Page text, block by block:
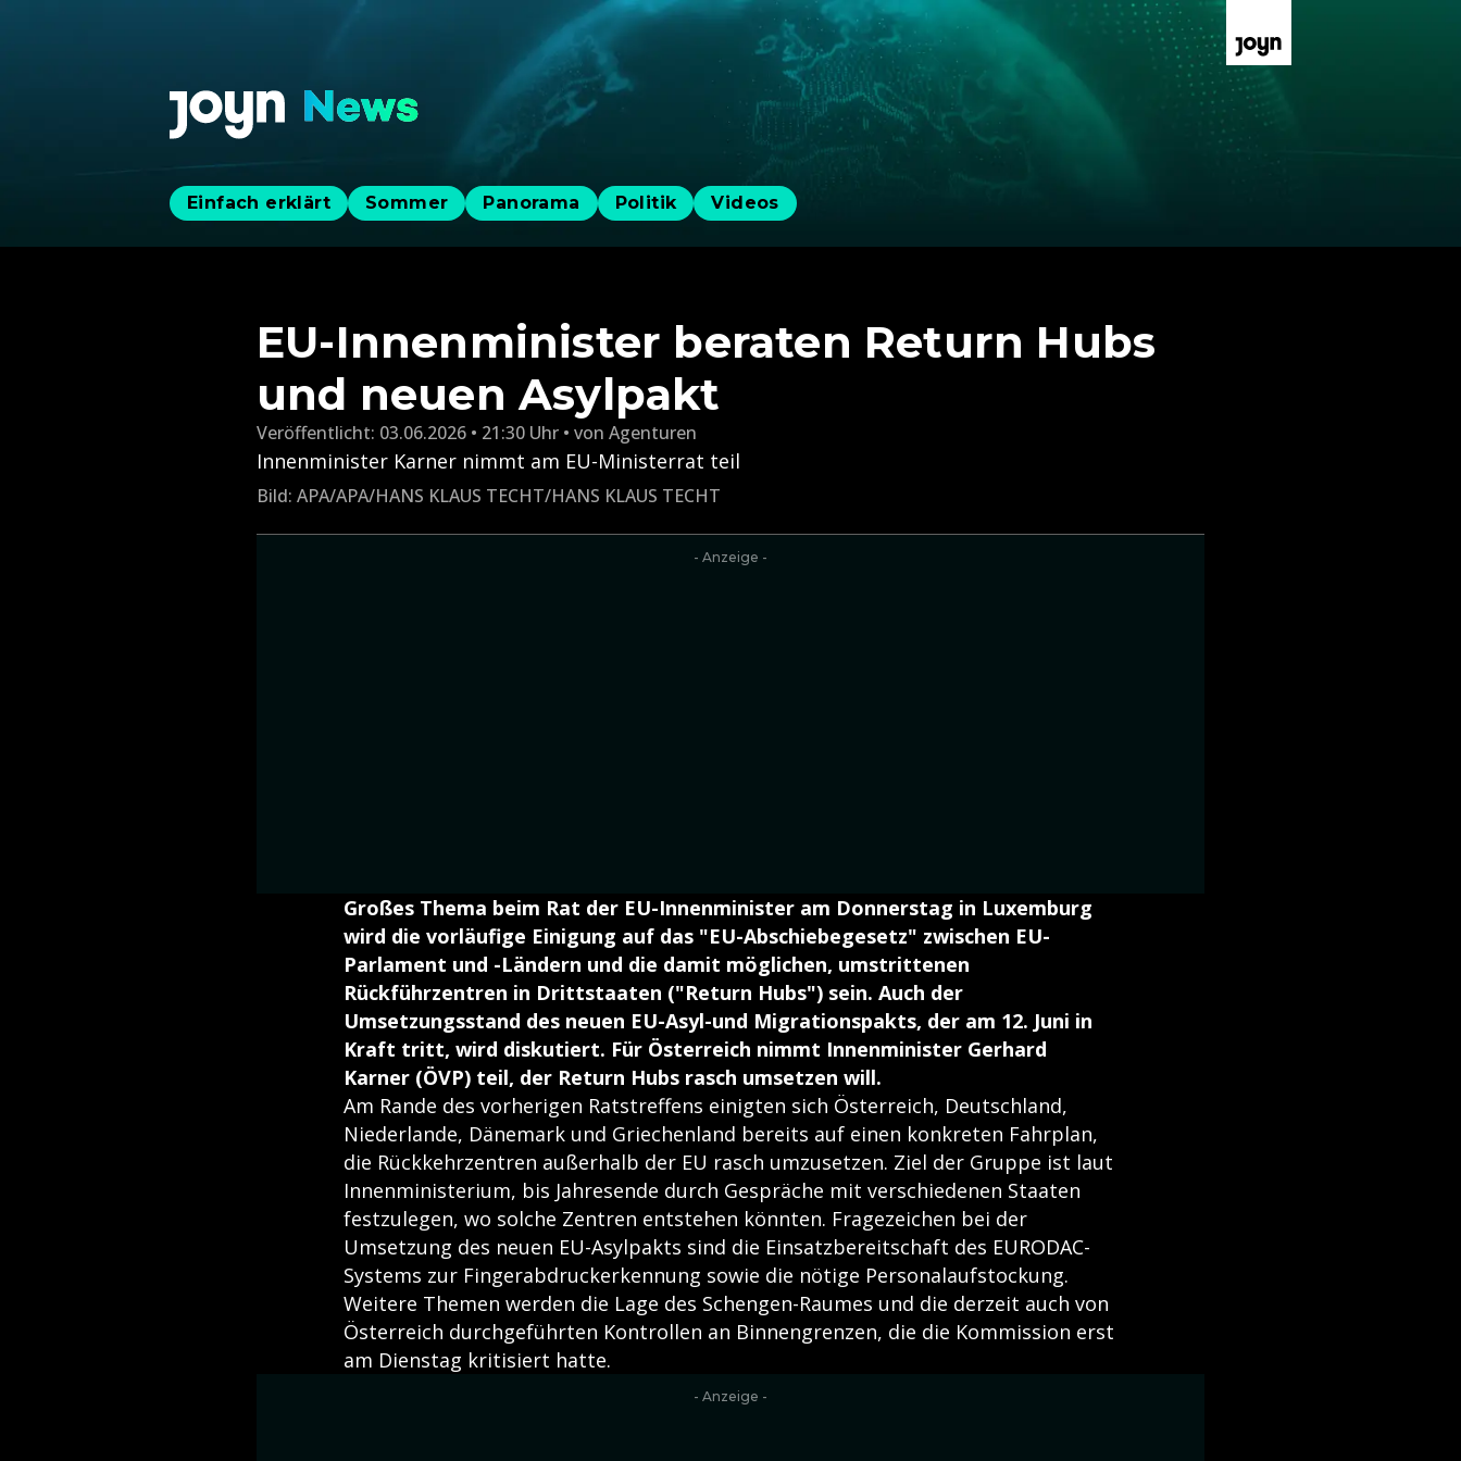
Einfach erklärt Sommer Panorama Politik Videos
EU-Innenminister beraten Return Hubs
und neuen Asylpakt
Veröffentlicht: 03.06.2026 • 21:30 Uhr von Agenturen
Innenminister Karner nimmt am EU-Ministerrat teil
Bild: APA/APA/HANS KLAUS TECHT/HANS KLAUS TECHT
- Anzeige -
Großes Thema beim Rat der EU-Innenminister am Donnerstag in Luxemburg
wird die vorläufige Einigung auf das "EU-Abschiebegesetz" zwischen EU-
Parlament und -Ländern und die damit möglichen, umstrittenen
Rückführzentren in Drittstaaten ("Return Hubs") sein. Auch der
Umsetzungsstand des neuen EU-Asyl-und Migrationspakts, der am 12. Juni in
Kraft tritt, wird diskutiert. Für Österreich nimmt Innenminister Gerhard
Karner (ÖVP) teil, der Return Hubs rasch umsetzen will.
Am Rande des vorherigen Ratstreffens einigten sich Österreich, Deutschland,
Niederlande, Dänemark und Griechenland bereits auf einen konkreten Fahrplan,
die Rückkehrzentren außerhalb der EU rasch umzusetzen. Ziel der Gruppe ist laut
Innenministerium, bis Jahresende durch Gespräche mit verschiedenen Staaten
festzulegen, wo solche Zentren entstehen könnten. Fragezeichen bei der
Umsetzung des neuen EU-Asylpakts sind die Einsatzbereitschaft des EURODAC-
Systems zur Fingerabdruckerkennung sowie die nötige Personalaufstockung.
Weitere Themen werden die Lage des Schengen-Raumes und die derzeit auch von
Österreich durchgeführten Kontrollen an Binnengrenzen, die die Kommission erst
am Dienstag kritisiert hatte.
- Anzeige -